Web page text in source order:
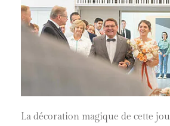
La décoration magique de cette